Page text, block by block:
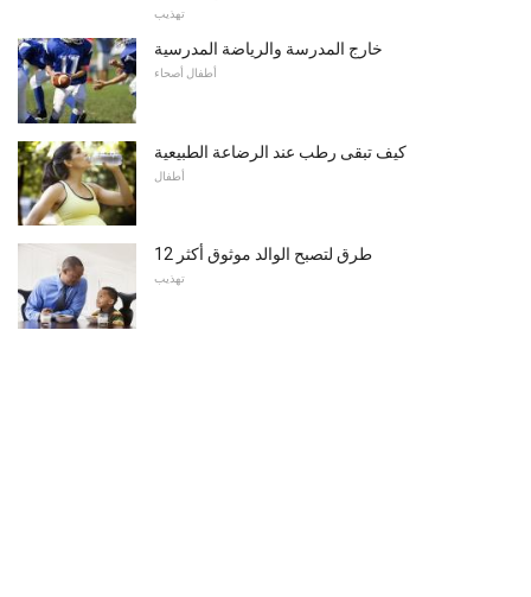
تهذيب
خارج المدرسة والرياضة المدرسية
أطفال أصحاء
كيف تبقى رطب عند الرضاعة الطبيعية
أطفال
12 طرق لتصبح الوالد موثوق أكثر
تهذيب